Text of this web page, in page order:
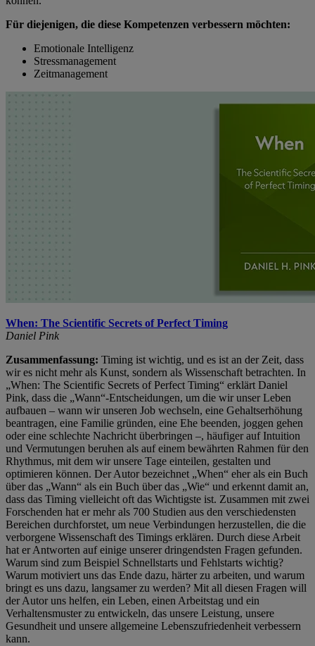
Für diejenigen, die diese Kompetenzen verbessern möchten:
Emotionale Intelligenz
Stressmanagement
Zeitmanagement
When: The Scientific Secrets of Perfect Timing
Daniel Pink
Zusammenfassung: Timing ist wichtig, und es ist an der Zeit, dass
wir es nicht mehr als Kunst, sondern als Wissenschaft betrachten. In
„When: The Scientific Secrets of Perfect Timing“ erklärt Daniel
Pink, dass die „Wann“-Entscheidungen, um die wir unser Leben
aufbauen – wann wir unseren Job wechseln, eine Gehaltserhöhung
beantragen, eine Familie gründen, eine Ehe beenden, joggen gehen
oder eine schlechte Nachricht überbringen –, häufiger auf Intuition
und Vermutungen beruhen als auf einem bewährten Rahmen für den
Rhythmus, mit dem wir unsere Tage einteilen, gestalten und
optimieren können. Der Autor bezeichnet „When“ eher als ein Buch
über das „Wann“ als ein Buch über das „Wie“ und erkennt damit an,
dass das Timing vielleicht oft das Wichtigste ist. Zusammen mit zwei
Forschenden hat er mehr als 700 Studien aus den verschiedensten
Bereichen durchforstet, um neue Verbindungen herzustellen, die die
verborgene Wissenschaft des Timings erklären. Durch diese Arbeit
hat er Antworten auf einige unserer dringendsten Fragen gefunden.
Warum sind zum Beispiel Schnellstarts und Fehlstarts wichtig?
Warum motiviert uns das Ende dazu, härter zu arbeiten, und warum
bringt es uns dazu, langsamer zu werden? Mit all diesen Fragen will
der Autor uns helfen, ein Leben, einen Arbeitstag und ein
Verhaltensmuster zu entwickeln, das unsere Leistung, unsere
Gesundheit und unsere allgemeine Lebenszufriedenheit verbessern
kann.